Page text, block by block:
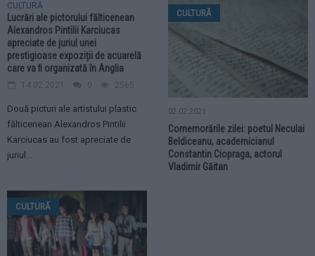
CULTURĂ
Lucrări ale pictorului fălticenean
Alexandros Pintilii Karciucas
apreciate de juriul unei
prestigioase expoziții de acuarelă
care va fi organizată în Anglia
14.02.2021 0 2565
Două picturi ale artistului plastic
fălticenean Alexandros Pintilii
Karciucas au fost apreciate de
juriul...
CULTURĂ
02.02.2021
Comemorările zilei: poetul Neculai
Beldiceanu, academicianul
Constantin Ciopraga, actorul
Vladimir Găitan
CULTURĂ